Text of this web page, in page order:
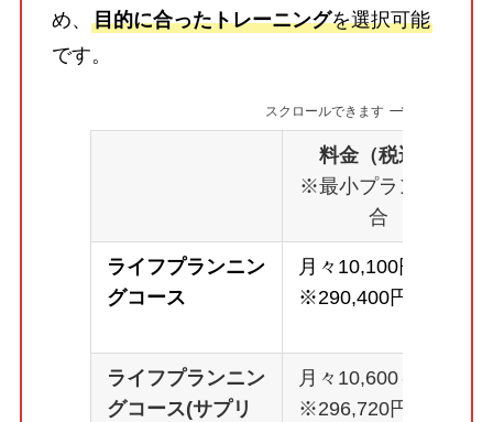
め、 目的に合ったトレーニングを選択可能
です。
スクロールできます
料金（税込）
※最小プランの場
合
ライフプランニン
グコース
月々10,100円～
※290,400円
ライフプランニン
グコース(サプリ
月々10,600～
※296,720円